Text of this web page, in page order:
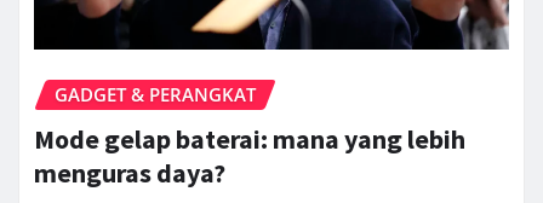
GADGET & PERANGKAT
Mode gelap baterai: mana yang lebih
menguras daya?